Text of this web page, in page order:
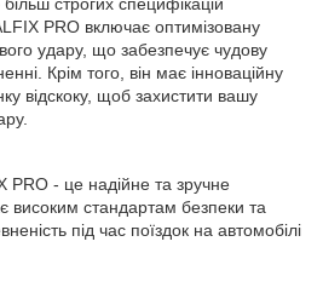
PRO включає оптимізовану
удару, що забезпечує чудову
Крім того, він має інноваційну
відскоку, щоб захистити вашу
PRO - це надійне та зручне
високим стандартам безпеки та
під час поїздок на автомобілі